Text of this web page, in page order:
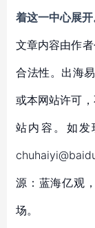
着这一中心展
文章内容由作
合法性。出海
或本网站许可
站内容。如
源：蓝海亿观
场。